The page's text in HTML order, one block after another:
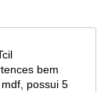
bem
possui 5